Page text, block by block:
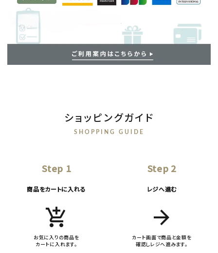
ショッピングガイド
SHOPPING GUIDE
Step 1
商品をカートに入れる
add_shopping_cart
お気に入りの商品を
カートに入れます。
Step 2
レジへ進む
arrow_forward
カート画面で商品と金額を
確認しレジへ進みます。